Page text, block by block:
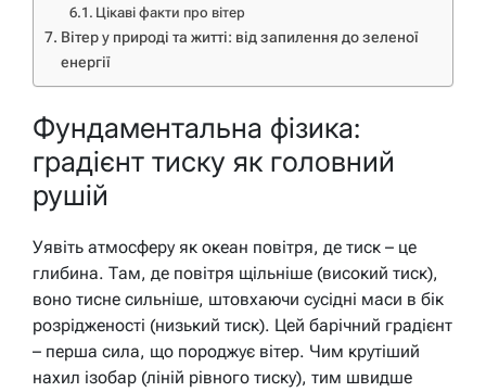
Цікаві факти про вітер
Вітер у природі та житті: від запилення до зеленої
енергії
Фундаментальна фізика:
градієнт тиску як головний
рушій
Уявіть атмосферу як океан повітря, де тиск – це
глибина. Там, де повітря щільніше (високий тиск),
воно тисне сильніше, штовхаючи сусідні маси в бік
розрідженості (низький тиск). Цей барічний градієнт
– перша сила, що породжує вітер. Чим крутіший
нахил ізобар (ліній рівного тиску), тим швидше